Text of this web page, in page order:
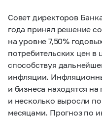
Совет директоров
года принял решение
на уровне 7,50%
потребительских цен в
способствуя
инфляции.
и бизнеса находятся
и несколько выросли
месяцами. Прогноз по